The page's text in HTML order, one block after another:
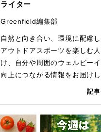
ライター
Greenfield編集部
自然と向き合い、環境に配慮
アウトドアスポーツを楽しむ
け、自分や周囲のウェルビー
向上につながる情報をお届けし
記